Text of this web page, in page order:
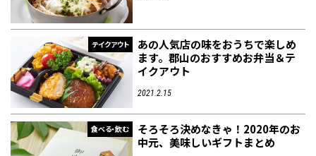
テイクアウト
あの人気店の味をおうちで楽しめ
ます。郡山のおすすめお弁当＆テ
イクアウト
2021.2.15
食べる・飲む
そろそろ決めなきゃ！2020年のお
中元、美味しいギフトまとめ